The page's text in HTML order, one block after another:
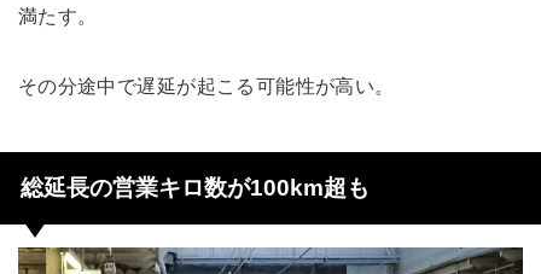
満たす。
その分途中で遅延が起こる可能性が高い。
総延長の営業キロ数が100km超も